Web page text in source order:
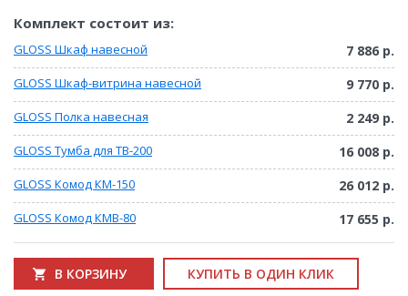
Комплект состоит из:
GLOSS Шкаф навесной 7 886 р.
GLOSS Шкаф-витрина навесной 9 770 р.
GLOSS Полка навесная 2 249 р.
GLOSS Тумба для ТВ-200 16 008 р.
GLOSS Комод КМ-150 26 012 р.
GLOSS Комод КМВ-80 17 655 р.
В КОРЗИНУ
КУПИТЬ В ОДИН КЛИК